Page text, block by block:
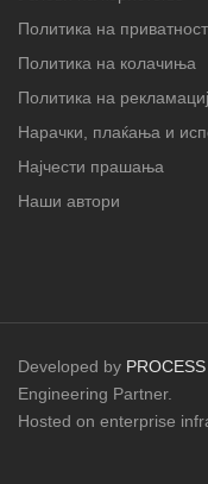
Политика на приватност
Политика на колачиња
Политика на
Нарачки, плаќања и
Најчести прашања
Наши автори
Developed by
Engineering Partner.
Hosted on enterprise